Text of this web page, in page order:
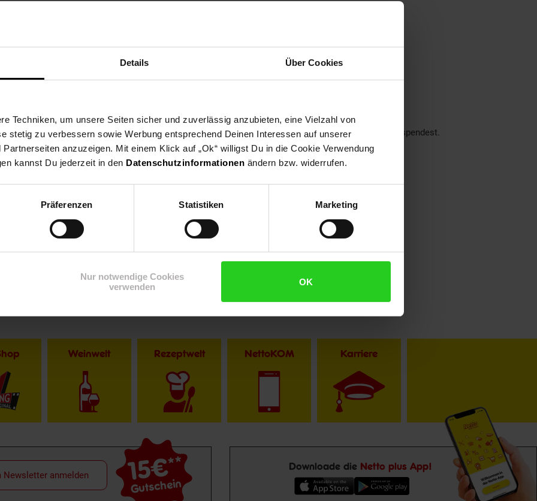
Details Über Cookies
Techniken, um unsere Seiten sicher und zuverlässig anzubieten, eine Vielzahl von
stetig zu verbessern sowie Werbung entsprechend Deinen Interessen auf unserer
anzuzeigen. Mit einem Klick auf „Ok“ willigst Du in die Cookie Verwendung
kannst Du jederzeit in den Datenschutzinformationen ändern bzw. widerrufen.
Präferenzen Statistiken Marketing
Nur notwendige Cookies
verwenden
OK
die Vereine aus deiner Region
Region und spende ab dem 03.08. für gemeinnützige Vereine in unseren Filialen!
nehmen deutschlandweit als Spendenpartner teil und freuen sich über deine Unterstützung.
du an der Kasse auf den nächsten 10 ct Betrag aufrundest oder dein Pfand am Pfandautomaten spendest.
Verein du in deiner Region unterstützen kannst findest du hier heraus:
Weinwelt Rezeptwelt NettoKOM Karriere
15€**
Gutschein
Newsletter anmelden
Downloade die Netto plus App!